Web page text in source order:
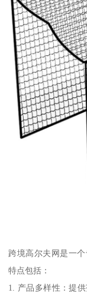
跨境高尔夫网是一
特点包括：
1. 产品多样性：提